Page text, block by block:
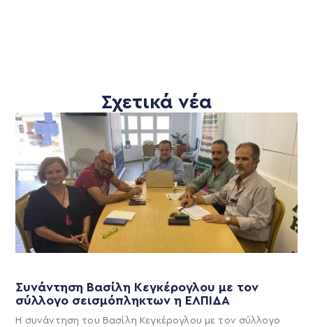
Σχετικά νέα
Συνάντηση Βασίλη Κεγκέρογλου με τον
σύλλογο σεισμόπληκτων η ΕΛΠΙΔΑ
Η συνάντηση του Βασίλη Κεγκέρογλου με τον σύλλογο